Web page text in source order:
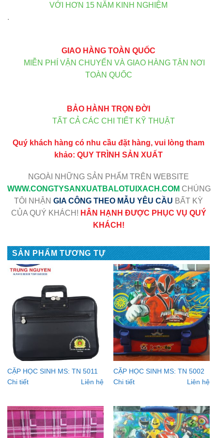
VỚI HƠN 15 NĂM KINH NGHIỆM
.
GIAO HÀNG TOÀN QUỐC
MIỄN PHÍ VẬN CHUYỂN VÀ GIAO HÀNG TẬN NƠI
TOÀN QUỐC
BẢO HÀNH TRỌN ĐỜI
TẤT CẢ CÁC CHI TIẾT KỸ THUẬT
Quý khách hàng có nhu cầu đặt hàng, vui lòng tham
khảo: QUY TRÌNH SẢN XUẤT
NGOÀI NHỮNG SẢN PHẨM TRÊN WEBSITE
WWW.CONGTYSANXUATBALOTUIXACH.COM CHÚNG
TÔI NHẬN GIA CÔNG THEO MẪU YÊU CẦU BẤT KỲ
CỦA QUÝ KHÁCH! HÂN HẠNH ĐƯỢC PHỤC VỤ QUÝ
KHÁCH!
SẢN PHẨM TƯƠNG TỰ
CẶP HỌC SINH MS: TN 5011
Chi tiết
Liên hệ
CẶP HỌC SINH MS: TN 5002
Chi tiết
Liên hệ